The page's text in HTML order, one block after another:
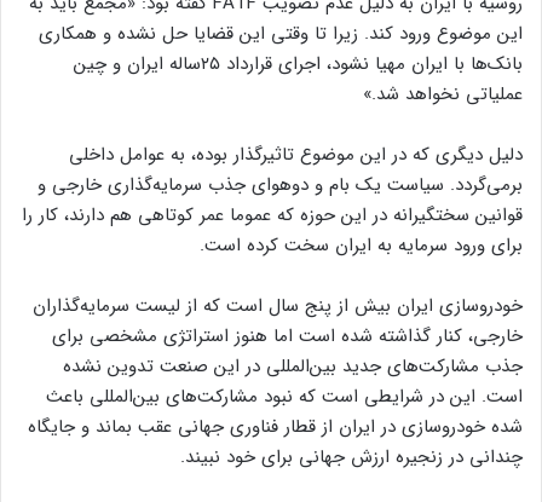
این موضوع ورود کند. زیرا تا وقتی این قضایا حل نشده و همکاری
بانک‌ها با ایران مهیا نشود، اجرای قرارداد ۲۵ساله ایران و چین
عملیاتی نخواهد شد.»
دلیل دیگری که در این موضوع تاثیرگذار بوده، به عوامل داخلی
برمی‌گردد. سیاست یک بام و دوهوای جذب سرمایه‌گذاری خارجی و
قوانین سختگیرانه در این حوزه که عموما عمر کوتاهی هم دارند، کار را
برای ورود سرمایه به ایران سخت کرده است.
خودروسازی ایران بیش از پنج سال است که از لیست سرمایه‌گذاران
خارجی، کنار گذاشته شده است اما هنوز استراتژی مشخصی برای
جذب مشارکت‌های جدید بین‌المللی در این صنعت تدوین نشده
است. این در شرایطی است که نبود مشارکت‌های بین‌المللی باعث
شده خودروسازی در ایران از قطار فناوری جهانی عقب بماند و جایگاه
چندانی در زنجیره ارزش جهانی برای خود نبیند.